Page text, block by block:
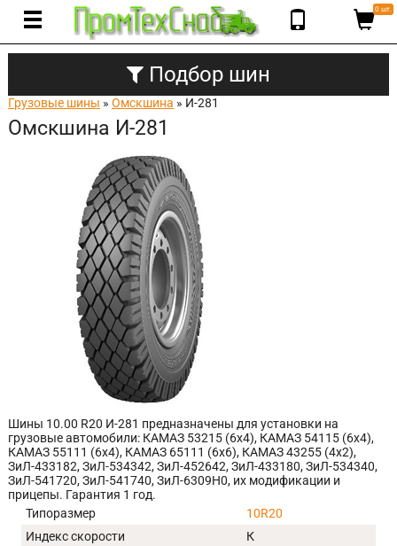
0 шт.
Подбор шин
Грузовые шины » Омскшина » И-281
Омскшина И-281
Шины 10.00 R20 И-281 предназначены для установки на
грузовые автомобили: КАМАЗ 53215 (6х4), КАМАЗ 54115 (6х4),
КАМАЗ 55111 (6х4), КАМАЗ 65111 (6х6), КАМАЗ 43255 (4х2),
ЗиЛ-433182, ЗиЛ-534342, ЗиЛ-452642, ЗиЛ-433180, ЗиЛ-534340,
ЗиЛ-541720, ЗиЛ-541740, ЗиЛ-6309Н0, их модификации и
прицепы. Гарантия 1 год.
Типоразмер
10R20
Индекс скорости
К